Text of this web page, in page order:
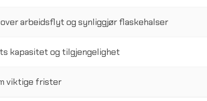
arbeidsflyt og synliggjør flaskehalser
kapasitet og tilgjengelighet
viktige frister